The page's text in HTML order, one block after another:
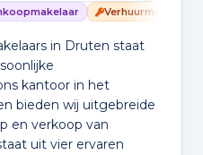
Verhuurmakelaar
in Druten staat
kantoor in het
bieden wij uitgebreide
en verkoop van
uit vier ervaren